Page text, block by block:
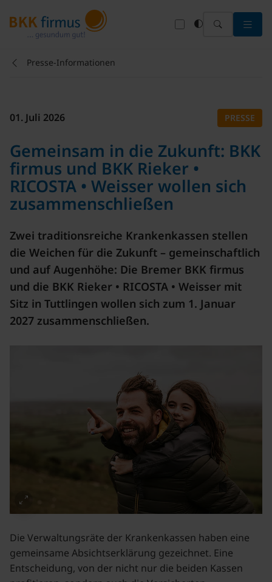
Presse-Informationen
01. Juli 2026 PRESSE
Gemeinsam in die Zukunft: BKK
firmus und BKK Rieker •
RICOSTA • Weisser wollen sich
zusammenschließen
Zwei traditionsreiche Krankenkassen stellen
die Weichen für die Zukunft – gemeinschaftlich
und auf Augenhöhe: Die Bremer BKK firmus
und die BKK Rieker • RICOSTA • Weisser mit
Sitz in Tuttlingen wollen sich zum 1. Januar
2027 zusammenschließen.
Die Verwaltungsräte der Krankenkassen haben eine
gemeinsame Absichtserklärung gezeichnet. Eine
Entscheidung, von der nicht nur die beiden Kassen